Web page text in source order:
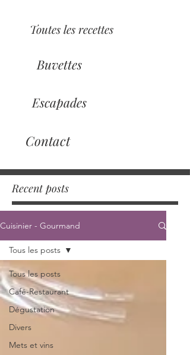
Toutes les recettes
Buvettes
Escapades
Contact
Recent posts
Cuisinier - Gourmand
Tous les posts
Café-Restaurant
Dégustation
Divers
Mets et vins
Tous les posts